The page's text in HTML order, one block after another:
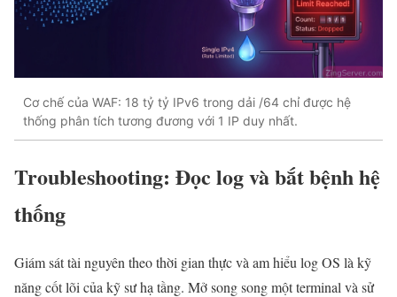
Cơ chế của WAF: 18 tỷ tỷ IPv6 trong dải /64 chỉ được hệ
thống phân tích tương đương với 1 IP duy nhất.
Troubleshooting: Đọc log và bắt bệnh hệ
thống
Giám sát tài nguyên theo thời gian thực và am hiểu log OS là kỹ
năng cốt lõi của kỹ sư hạ tầng. Mở song song một terminal và sử